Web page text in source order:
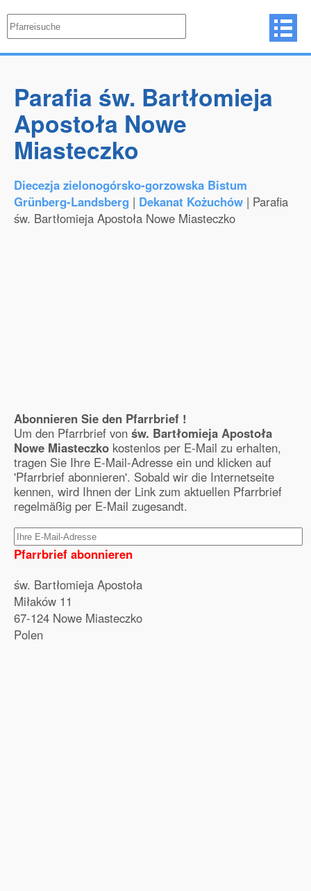
Parafia św. Bartłomieja
Apostoła Nowe
Miasteczko
Diecezja zielonogórsko-gorzowska Bistum
Grünberg-Landsberg | Dekanat Kożuchów | Parafia
św. Bartłomieja Apostoła Nowe Miasteczko
Abonnieren Sie den Pfarrbrief !
Um den Pfarrbrief von św. Bartłomieja Apostoła
Nowe Miasteczko kostenlos per E-Mail zu erhalten,
tragen Sie Ihre E-Mail-Adresse ein und klicken auf
'Pfarrbrief abonnieren'. Sobald wir die Internetseite
kennen, wird Ihnen der Link zum aktuellen Pfarrbrief
regelmäßig per E-Mail zugesandt.
Pfarrbrief abonnieren
św. Bartłomieja Apostoła
Miłaków 11
67-124 Nowe Miasteczko
Polen